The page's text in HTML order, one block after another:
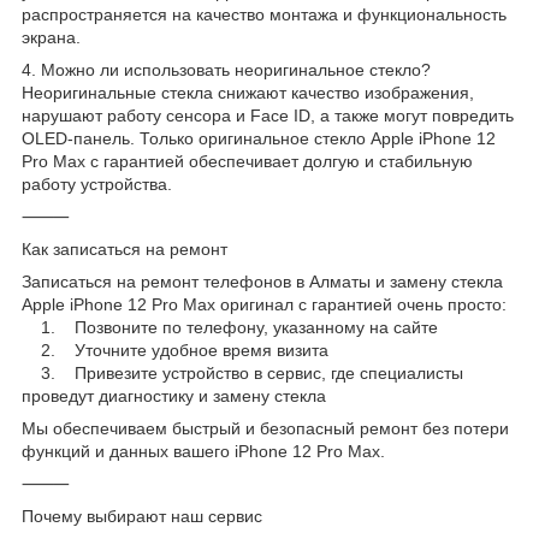
распространяется на качество монтажа и функциональность
экрана.
4. Можно ли использовать неоригинальное стекло?
Неоригинальные стекла снижают качество изображения,
нарушают работу сенсора и Face ID, а также могут повредить
OLED-панель. Только оригинальное стекло Apple iPhone 12
Pro Max с гарантией обеспечивает долгую и стабильную
работу устройства.
⸻
Как записаться на ремонт
Записаться на ремонт телефонов в Алматы и замену стекла
Apple iPhone 12 Pro Max оригинал с гарантией очень просто:
1. Позвоните по телефону, указанному на сайте
2. Уточните удобное время визита
3. Привезите устройство в сервис, где специалисты
проведут диагностику и замену стекла
Мы обеспечиваем быстрый и безопасный ремонт без потери
функций и данных вашего iPhone 12 Pro Max.
⸻
Почему выбирают наш сервис